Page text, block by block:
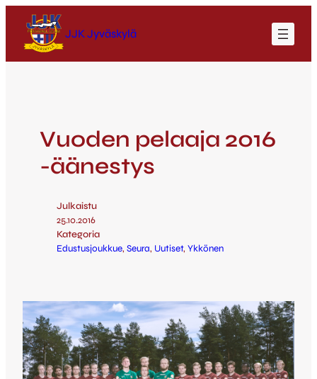
JJK Jyväskylä
Vuoden pelaaja 2016
-äänestys
Julkaistu
25.10.2016
Kategoria
Edustusjoukkue, Seura, Uutiset, Ykkönen